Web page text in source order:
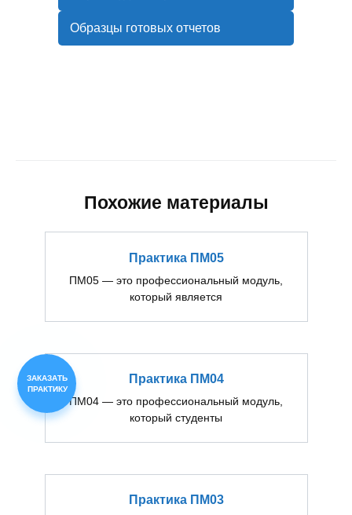
ЗАКАЗАТЬ
ПРАКТИКУ
Образцы готовых отчетов
Похожие материалы
Практика ПМ05
ПМ05 — это профессиональный модуль,
который является
Практика ПМ04
ПМ04 — это профессиональный модуль,
который студенты
Практика ПМ03